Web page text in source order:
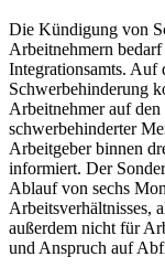
Die Kündigung von
Arbeitnehmern
Integrationsamts. Auf
Schwerbehinderung
Arbeitnehmer auf
schwerbehinderter
Arbeitgeber binnen
informiert. Der
Ablauf von sechs
Arbeitsverhältnisses,
außerdem nicht für
und Anspruch auf